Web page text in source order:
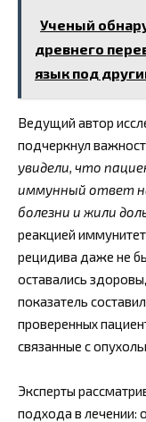
Ученый
древнего
язык под
Ведущий автор
подчеркнул
увидели, что
иммунный ответ
болезни и жили
реакцией
рецидива даже не
оставались
показатель
проверенных
связанные с
Эксперты
подхода в лечении: